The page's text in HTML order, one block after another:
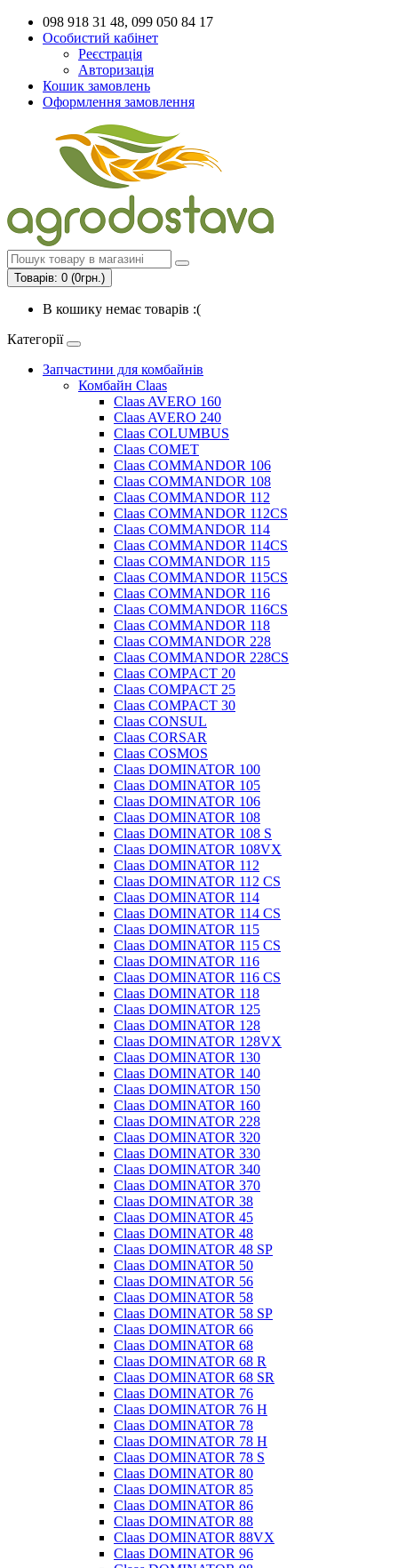
098 918 31 48, 099 050 84 17
Особистий кабінет
Реєстрація
Авторизація
Кошик замовлень
Оформлення замовлення
Товарів: 0 (0грн.)
В кошику немає товарів :(
Категорії
Запчастини для комбайнів
Комбайн Claas
Claas AVERO 160
Claas AVERO 240
Claas COLUMBUS
Claas COMET
Claas COMMANDOR 106
Claas COMMANDOR 108
Claas COMMANDOR 112
Claas COMMANDOR 112CS
Claas COMMANDOR 114
Claas COMMANDOR 114CS
Claas COMMANDOR 115
Claas COMMANDOR 115CS
Claas COMMANDOR 116
Claas COMMANDOR 116CS
Claas COMMANDOR 118
Claas COMMANDOR 228
Claas COMMANDOR 228CS
Claas COMPACT 20
Claas COMPACT 25
Claas COMPACT 30
Claas CONSUL
Claas CORSAR
Claas COSMOS
Claas DOMINATOR 100
Claas DOMINATOR 105
Claas DOMINATOR 106
Claas DOMINATOR 108
Claas DOMINATOR 108 S
Claas DOMINATOR 108VX
Claas DOMINATOR 112
Claas DOMINATOR 112 CS
Claas DOMINATOR 114
Claas DOMINATOR 114 CS
Claas DOMINATOR 115
Claas DOMINATOR 115 CS
Claas DOMINATOR 116
Claas DOMINATOR 116 CS
Claas DOMINATOR 118
Claas DOMINATOR 125
Claas DOMINATOR 128
Claas DOMINATOR 128VX
Claas DOMINATOR 130
Claas DOMINATOR 140
Claas DOMINATOR 150
Claas DOMINATOR 160
Claas DOMINATOR 228
Claas DOMINATOR 320
Claas DOMINATOR 330
Claas DOMINATOR 340
Claas DOMINATOR 370
Claas DOMINATOR 38
Claas DOMINATOR 45
Claas DOMINATOR 48
Claas DOMINATOR 48 SP
Claas DOMINATOR 50
Claas DOMINATOR 56
Claas DOMINATOR 58
Claas DOMINATOR 58 SP
Claas DOMINATOR 66
Claas DOMINATOR 68
Claas DOMINATOR 68 R
Claas DOMINATOR 68 SR
Claas DOMINATOR 76
Claas DOMINATOR 76 H
Claas DOMINATOR 78
Claas DOMINATOR 78 H
Claas DOMINATOR 78 S
Claas DOMINATOR 80
Claas DOMINATOR 85
Claas DOMINATOR 86
Claas DOMINATOR 88
Claas DOMINATOR 88VX
Claas DOMINATOR 96